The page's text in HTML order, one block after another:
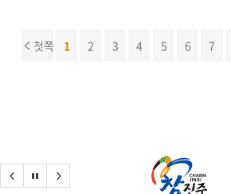
첫쪽 1 2 3 4 5 6 7